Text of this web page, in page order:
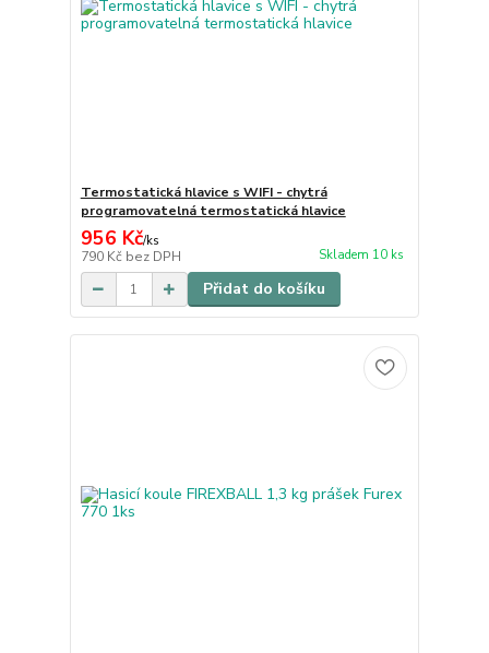
Termostatická hlavice s WIFI - chytrá
programovatelná termostatická hlavice
956 Kč/ks
790 Kč bez DPH Skladem 10 ks
Přidat do košíku